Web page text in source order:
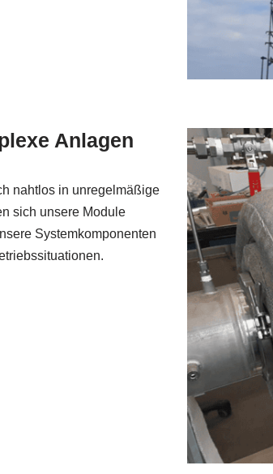
Anlagen
nahtlos in unregelmäßige
sich unsere Module
Systemkomponenten